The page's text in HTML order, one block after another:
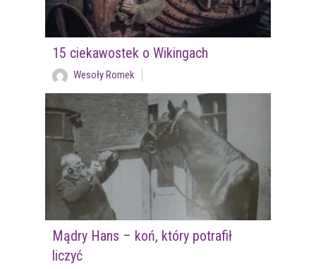
15 ciekawostek o Wikingach
Wesoły Romek
Mądry Hans – koń, który potrafił
liczyć